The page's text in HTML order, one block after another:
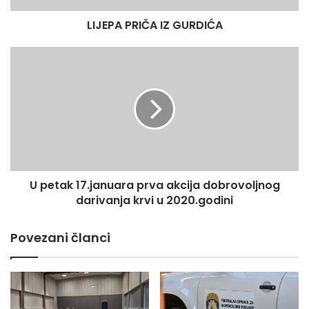
LIJEPA PRIČA IZ GURDIĆA
u
2020.godini
U petak 17.januara prva akcija dobrovoljnog
darivanja krvi u 2020.godini
Povezani članci